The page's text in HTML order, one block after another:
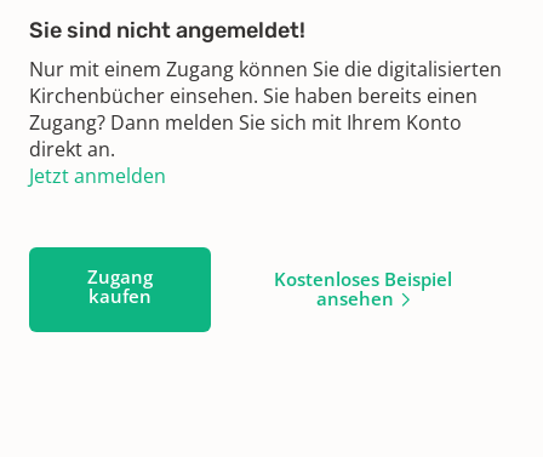
Sie sind nicht angemeldet!
Nur mit einem Zugang können Sie die digitalisierten
Kirchenbücher einsehen. Sie haben bereits einen
Zugang? Dann melden Sie sich mit Ihrem Konto
direkt an.
Jetzt anmelden
Zugang
kaufen
Kostenloses Beispiel
ansehen